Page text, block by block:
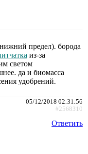
предел). борода
из-за
светом
да и биомасса
удобрений.
05/12/2018 02:31:56
#2568310
Ответить